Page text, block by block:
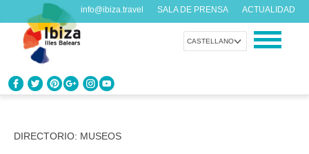
CASTELLANO
info@ibiza.travel SALA DE PRENSA ACTUALIDAD
DIRECTORIO: MUSEOS